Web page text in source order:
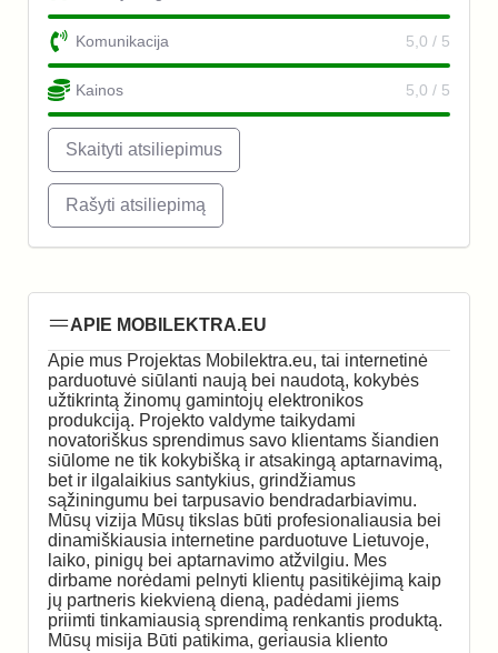
Komunikacija 5,0 / 5
Kainos 5,0 / 5
Skaityti atsiliepimus
Rašyti atsiliepimą
APIE MOBILEKTRA.EU
Apie mus Projektas Mobilektra.eu, tai internetinė
parduotuvė siūlanti naują bei naudotą, kokybės
užtikrintą žinomų gamintojų elektronikos
produkciją. Projekto valdyme taikydami
novatoriškus sprendimus savo klientams šiandien
siūlome ne tik kokybišką ir atsakingą aptarnavimą,
bet ir ilgalaikius santykius, grindžiamus
sąžiningumu bei tarpusavio bendradarbiavimu.
Mūsų vizija Mūsų tikslas būti profesionaliausia bei
dinamiškiausia internetine parduotuve Lietuvoje,
laiko, pinigų bei aptarnavimo atžvilgiu. Mes
dirbame norėdami pelnyti klientų pasitikėjimą kaip
jų partneris kiekvieną dieną, padėdami jiems
priimti tinkamiausią sprendimą renkantis produktą.
Mūsų misija Būti patikima, geriausia kliento